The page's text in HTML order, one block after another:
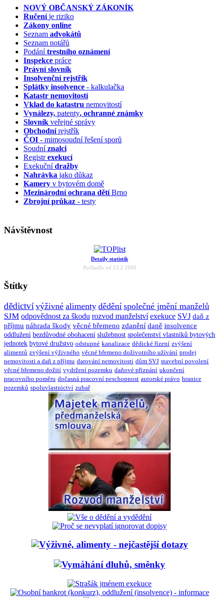
NOVÝ OBČANSKÝ ZÁKONÍK
Ručeníje riziko
Zákony online
Seznam advokátů
Seznam notářů
Podánítrestního oznámení
Inspekce práce
Právní slovník
Insolvenčnírejstřík
Splátky insolvence - kalkulačka
Katastr nemovitostí
Vklad do katastru nemovitostí
Vynálezy, patenty, ochranné známky
Slovník veřejné správy
Obchodnírejstřík
ČOI - mimosoudní řešení sporů
Soudníznalci
Registrexekucí
Exekučnídražby
Nahrávka jako důkaz
Kamery v bytovém domě
Mezinárodní ochrana dětíBrno
Zbrojní průkaz - testy
Návštěvnost
Detaily statistik
Počítadlo od 13.2.2009
Štítky
dědictví výživné alimenty dědění společné jmění manželů
SJM odpovědnost za škodu rozvod manželství exekuce SVJ daň z
příjmu náhrada škody věcné břemeno zdanění daně insolvence
oddlužení bezdůvodné obohacení služebnost společenství vlastníků bytových
jednotek bytové družstvo odstupné kanalizace dědické řízení zvýšení
alimentů zvýšení výživného věcné břemeno doživotního užívání prodej
nemovitosti a daň z příjmu darování nemovitosti dům SVJ stavební povolení
věcné břemeno dožití vydržení pozemku daňové přiznání ukončení
pracovního poměru dočasná pracovní neschopnost autorské právo hranice
pozemků spoluvlastnictví zubař